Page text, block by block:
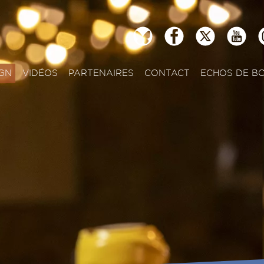
ECHOS DE
CONTACT
PARTENAIRES
VIDÉOS